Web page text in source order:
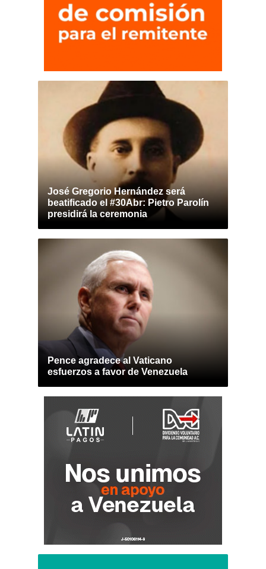
José Gregorio Hernández será
beatificado el #30Abr: Pietro Parolín
presidirá la ceremonia
Pence agradece al Vaticano
esfuerzos a favor de Venezuela